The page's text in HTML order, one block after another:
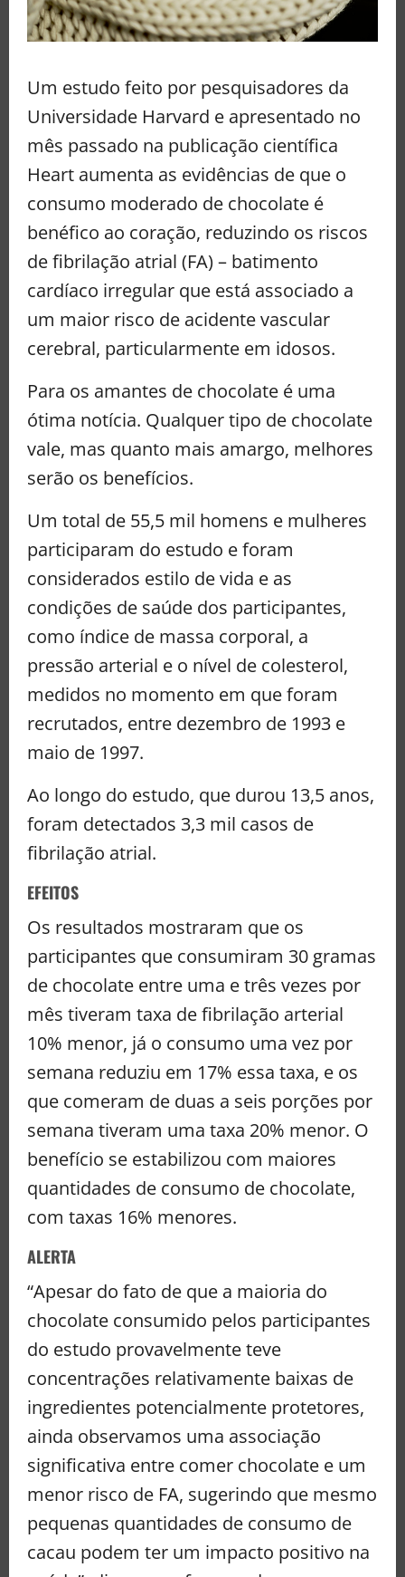
Um estudo feito por pesquisadores da
Universidade Harvard e apresentado no
mês passado na publicação científica
Heart aumenta as evidências de que o
consumo moderado de chocolate é
benéfico ao coração, reduzindo os riscos
de fibrilação atrial (FA) – batimento
cardíaco irregular que está associado a
um maior risco de acidente vascular
cerebral, particularmente em idosos.
Para os amantes de chocolate é uma
ótima notícia. Qualquer tipo de chocolate
vale, mas quanto mais amargo, melhores
serão os benefícios.
Um total de 55,5 mil homens e mulheres
participaram do estudo e foram
considerados estilo de vida e as
condições de saúde dos participantes,
como índice de massa corporal, a
pressão arterial e o nível de colesterol,
medidos no momento em que foram
recrutados, entre dezembro de 1993 e
maio de 1997.
Ao longo do estudo, que durou 13,5 anos,
foram detectados 3,3 mil casos de
fibrilação atrial.
EFEITOS
Os resultados mostraram que os
participantes que consumiram 30 gramas
de chocolate entre uma e três vezes por
mês tiveram taxa de fibrilação arterial
10% menor, já o consumo uma vez por
semana reduziu em 17% essa taxa, e os
que comeram de duas a seis porções por
semana tiveram uma taxa 20% menor. O
benefício se estabilizou com maiores
quantidades de consumo de chocolate,
com taxas 16% menores.
ALERTA
“Apesar do fato de que a maioria do
chocolate consumido pelos participantes
do estudo provavelmente teve
concentrações relativamente baixas de
ingredientes potencialmente protetores,
ainda observamos uma associação
significativa entre comer chocolate e um
menor risco de FA, sugerindo que mesmo
pequenas quantidades de consumo de
cacau podem ter um impacto positivo na